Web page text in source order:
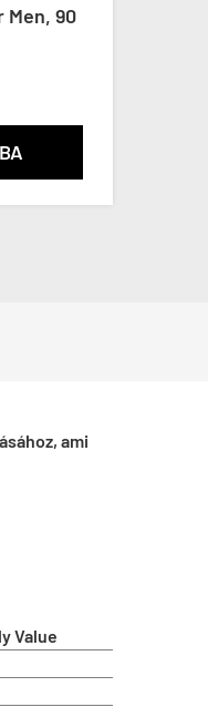
Men, 90
ami
Value